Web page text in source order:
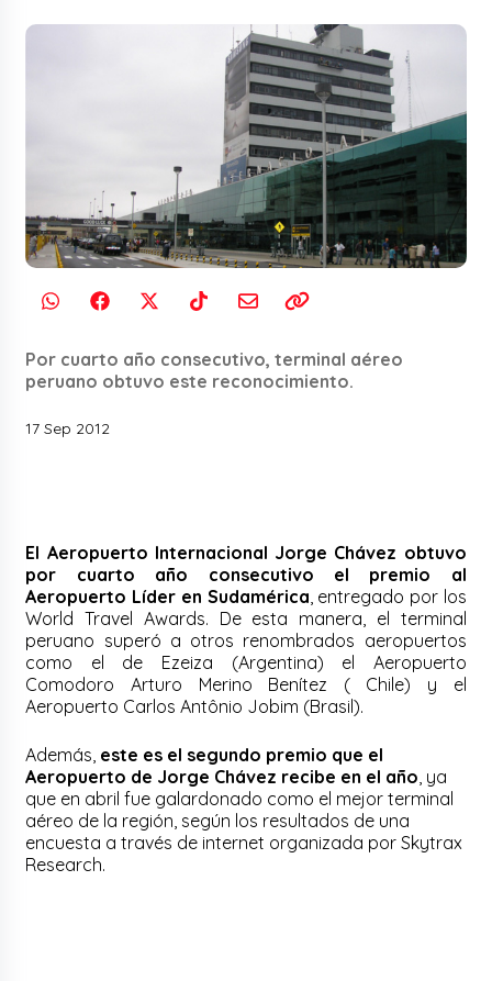
Por cuarto año consecutivo, terminal aéreo
peruano obtuvo este reconocimiento.
17 Sep 2012
El Aeropuerto Internacional Jorge Chávez obtuvo
por cuarto año consecutivo el premio al
Aeropuerto Líder en Sudamérica , entregado por los
World Travel Awards. De esta manera, el terminal
peruano superó a otros renombrados aeropuertos
como el de Ezeiza (Argentina) el Aeropuerto
Comodoro Arturo Merino Benítez ( Chile) y el
Aeropuerto Carlos Antônio Jobim (Brasil).
Además, este es el segundo premio que el
Aeropuerto de Jorge Chávez recibe en el año , ya
que en abril fue galardonado como el mejor terminal
aéreo de la región, según los resultados de una
encuesta a través de internet organizada por Skytrax
Research.